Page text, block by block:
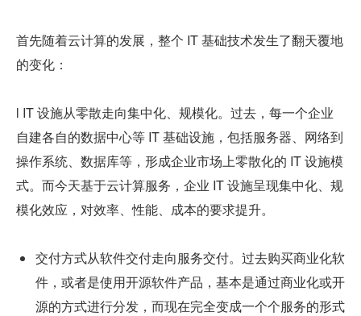
首先随着云计算的发展，整个 IT 基础技术发生了翻天覆地
的变化：
l IT 设施从零散走向集中化、规模化。过去，每一个企业
自建各自的数据中心等 IT 基础设施，包括服务器、网络到
操作系统、数据库等，形成企业市场上零散化的 IT 设施模
式。而今天基于云计算服务，企业 IT 设施呈现集中化、规
模化效应，对效率、性能、成本的要求提升。
交付方式从软件交付走向服务交付。过去购买商业化软
件，或者是使用开源软件产品，基本是通过商业化或开
源的方式进行分发，而现在完全变成一个个服务的形式